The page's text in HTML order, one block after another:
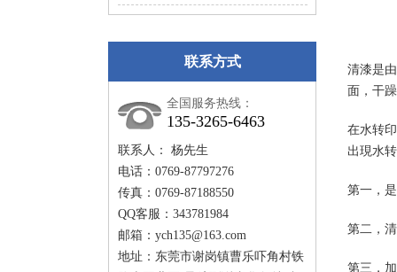
联系方式
全国服务热线：
135-3265-6463
联系人： 杨先生
电话：0769-87797276
传真：0769-87188550
QQ客服：343781984
邮箱： ych135@163.com
地址：东莞市谢岗镇曹乐吓角村铁
清漆是
面，干
在水转
出現水
第一，
第二，
第三，